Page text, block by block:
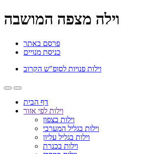
וילה מצפה המושבה
פרסם באתר
כניסת מנויים
וילות פנויות לסופ"ש הקרוב
דף הבית
וילות לפי אזור
וילות בצפון
וילות בגליל המערבי
וילות בגליל עליון
וילות בכנרת